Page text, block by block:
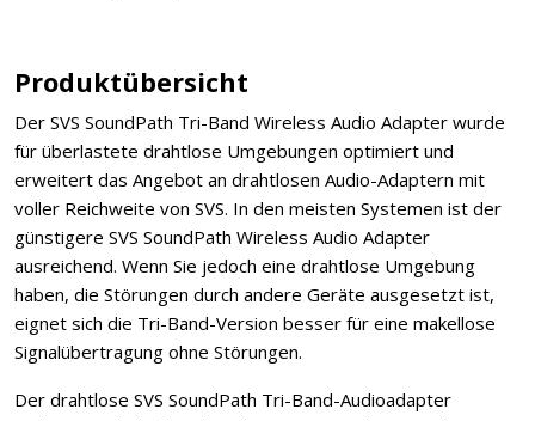
Produktübersicht
Der SVS SoundPath Tri-Band Wireless Audio Adapter wurde
für überlastete drahtlose Umgebungen optimiert und
erweitert das Angebot an drahtlosen Audio-Adaptern mit
voller Reichweite von SVS. In den meisten Systemen ist der
günstigere SVS SoundPath Wireless Audio Adapter
ausreichend. Wenn Sie jedoch eine drahtlose Umgebung
haben, die Störungen durch andere Geräte ausgesetzt ist,
eignet sich die Tri-Band-Version besser für eine makellose
Signalübertragung ohne Störungen.
Der drahtlose SVS SoundPath Tri-Band-Audioadapter